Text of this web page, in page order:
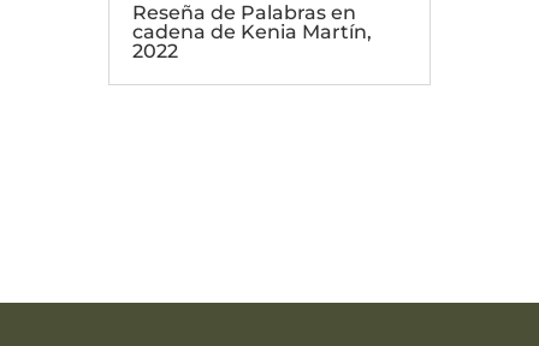
Reseña de Palabras en
cadena de Kenia Martín,
2022